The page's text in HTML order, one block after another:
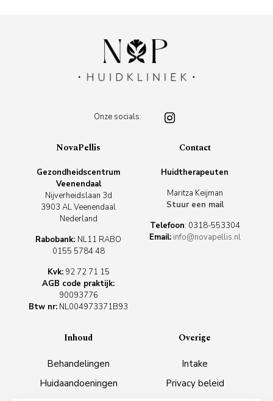
Onze socials:
NovaPellis
Gezondheidscentrum
Veenendaal
Nijverheidslaan 3d
3903 AL Veenendaal
Nederland
Rabobank: NL11 RABO
0155 5784 48
Kvk:92 72 71 15
AGB code praktijk:
90093776
Btw nr: NL004973371B93
Contact
Huidtherapeuten
Maritza Keijman
Stuur een mail
Telefoon: 0318-553304
Email: info@novapellis.nl
Inhoud
Behandelingen
Huidaandoeningen
Overige
Intake
Privacy beleid